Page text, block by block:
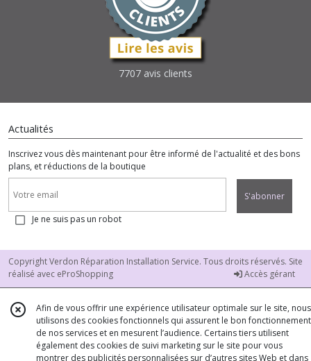
7707 avis clients
Actualités
Inscrivez vous dès maintenant pour être informé de l'actualité et des bons
plans, et réductions de la boutique
S'abonner
Je ne suis pas un robot
Copyright Verdon Réparation Installation Service. Tous droits réservés. Site
réalisé avec eProShopping Accès gérant
Afin de vous offrir une expérience utilisateur optimale sur le site, nous
utilisons des cookies fonctionnels qui assurent le bon fonctionnement
de nos services et en mesurent l’audience. Certains tiers utilisent
également des cookies de suivi marketing sur le site pour vous
montrer des publicités personnalisées sur d’autres sites Web et dans